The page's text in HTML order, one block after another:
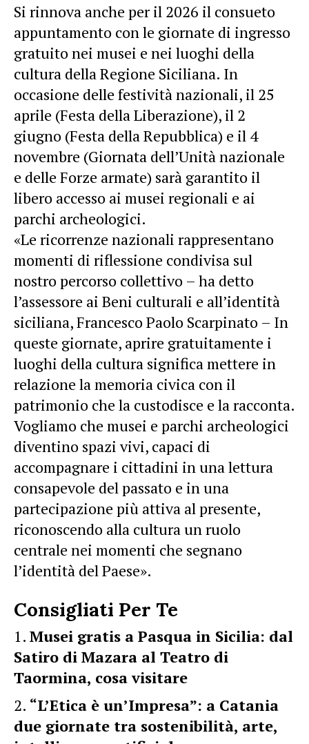
Si rinnova anche per il 2026 il consueto
appuntamento con le giornate di ingresso
gratuito nei musei e nei luoghi della
cultura della Regione Siciliana. In
occasione delle festività nazionali, il 25
aprile (Festa della Liberazione), il 2
giugno (Festa della Repubblica) e il 4
novembre (Giornata dell’Unità nazionale
e delle Forze armate) sarà garantito il
libero accesso ai musei regionali e ai
parchi archeologici.
«Le ricorrenze nazionali rappresentano
momenti di riflessione condivisa sul
nostro percorso collettivo – ha detto
l’assessore ai Beni culturali e all’identità
siciliana, Francesco Paolo Scarpinato – In
queste giornate, aprire gratuitamente i
luoghi della cultura significa mettere in
relazione la memoria civica con il
patrimonio che la custodisce e la racconta.
Vogliamo che musei e parchi archeologici
diventino spazi vivi, capaci di
accompagnare i cittadini in una lettura
consapevole del passato e in una
partecipazione più attiva al presente,
riconoscendo alla cultura un ruolo
centrale nei momenti che segnano
l’identità del Paese».
Consigliati Per Te
Musei gratis a Pasqua in Sicilia: dal
Satiro di Mazara al Teatro di
Taormina, cosa visitare
“L’Etica è un’Impresa”: a Catania
due giornate tra sostenibilità, arte,